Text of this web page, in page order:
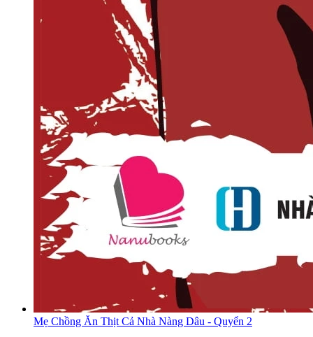
Mẹ Chồng Ăn Thịt Cả Nhà Nàng Dâu - Quyển 2